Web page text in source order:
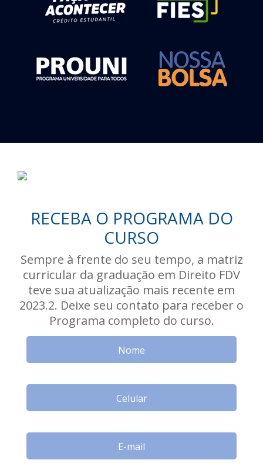
RECEBA O PROGRAMA DO
CURSO
Sempre à frente do seu tempo, a matriz
curricular da graduação em Direito FDV
teve sua atualização mais recente em
2023.2. Deixe seu contato para receber o
Programa completo do curso.